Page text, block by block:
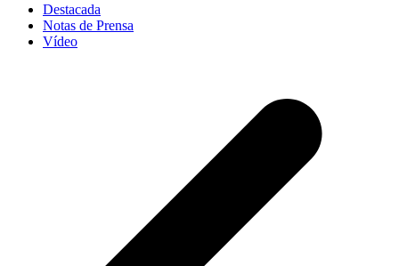
Destacada
Notas de Prensa
Vídeo